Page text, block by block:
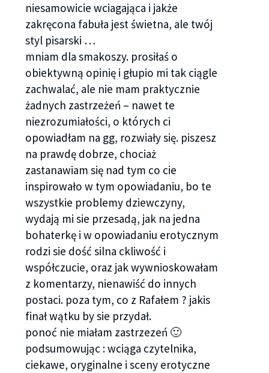
niesamowicie wciagająca i jakże
zakręcona fabuła jest świetna, ale twój
styl pisarski …
mniam dla smakoszy. prosiłaś o
obiektywną opinię i głupio mi tak ciągle
zachwalać, ale nie mam praktycznie
żadnych zastrzeżeń – nawet te
niezrozumiałości, o których ci
opowiadłam na gg, rozwiały się. piszesz
na prawdę dobrze, chociaż
zastanawiam się nad tym co cie
inspirowało w tym opowiadaniu, bo te
wszystkie problemy dziewczyny,
wydają mi sie przesadą, jak na jedna
bohaterkę i w opowiadaniu erotycznym
rodzi sie dość silna ckliwość i
współczucie, oraz jak wywnioskowałam
z komentarzy, nienawiść do innych
postaci. poza tym, co z Rafałem ? jakis
finał wątku by sie przydał.
ponoć nie miałam zastrzezeń 🙂
podsumowując : wciąga czytelnika,
ciekawe, oryginalne i sceny erotyczne